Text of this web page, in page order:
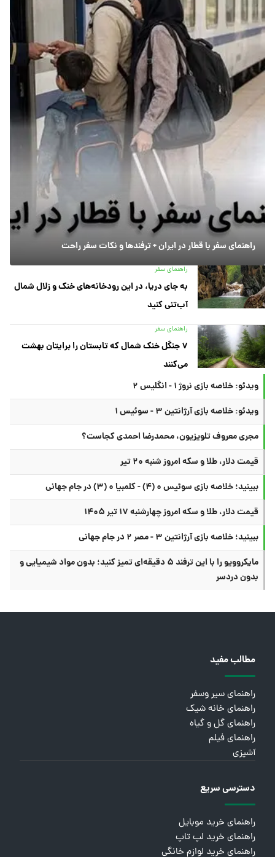
راهنمای سفر با قطار در ایران + ترفندها و نکات سفر راحت
راهنمای سفر
به جای دریا، در این رودخانه‌های خنک و زلال شمال
آب‌تنی کنید
راهنمای سفر
۷ جنگل خنک شمال که تابستان را برایتان بهشت
می‌کنند
ویدئو: خلاصه بازی نروژ ۱ - انگلیس ۲
ویدئو: خلاصه بازی آرژانتین ۳ - سوئیس ۱
مجری معروف تلویزیون، محمدرضا احمدی کجاست؟
قیمت دلار، طلا و سکه امروز شنبه ۲۰ تیر
ببینید؛ خلاصه بازی سوئیس ۰ (۴) - کلمبیا ۰ (۳) در جام جهانی
قیمت دلار، طلا و سکه امروز چهارشنبه ۱۷ تیر ۱۴۰۵
ببینید؛ خلاصه بازی آرژانتین ۳ - مصر ۲ در جام جهانی
مایکروویو را با این ترفند ۵ دقیقه‌ای تمیز کنید؛ بدون مواد شیمیایی و
بدون دردسر
مطالب مفید
راهنمای سیر وسفر
راهنمای خانه شیک
راهنمای گل و گیاه
راهنمای فیلم
آشپزی
دسترسی سریع
راهنمای خرید موبایل
راهنمای خرید لپ تاپ
راهنمای خرید لوازم خانگی